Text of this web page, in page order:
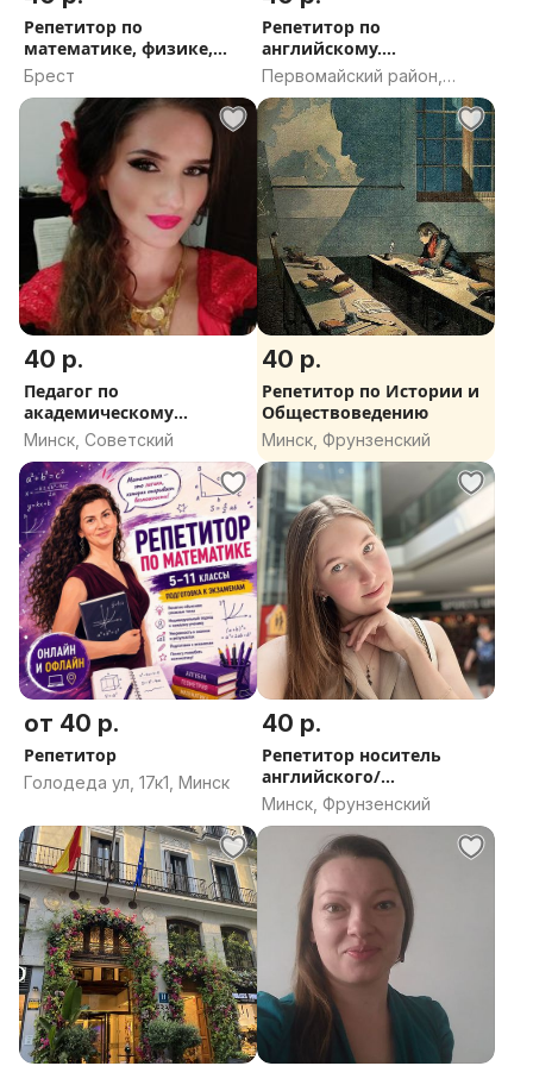
Репетитор по
математике, физике,
информатике.
Брест
Репетитор по
английскому.
Французскому.
Первомайский район,
Витебск, Витебская
область
40 р.
Педагог по
академическому
вокалу,постановка
голоса
Минск, Советский
40 р.
Репетитор по Истории и
Обществоведению
Минск, Фрунзенский
от 40 р.
Репетитор
Голодеда ул, 17к1, Минск
40 р.
Репетитор носитель
английского/
французского языка
Минск, Фрунзенский